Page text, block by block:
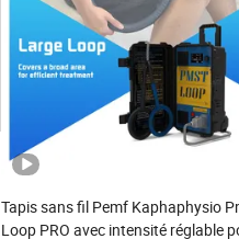
Tapis sans fil Pemf Kaphaphysio
Loop PRO avec intensité réglable